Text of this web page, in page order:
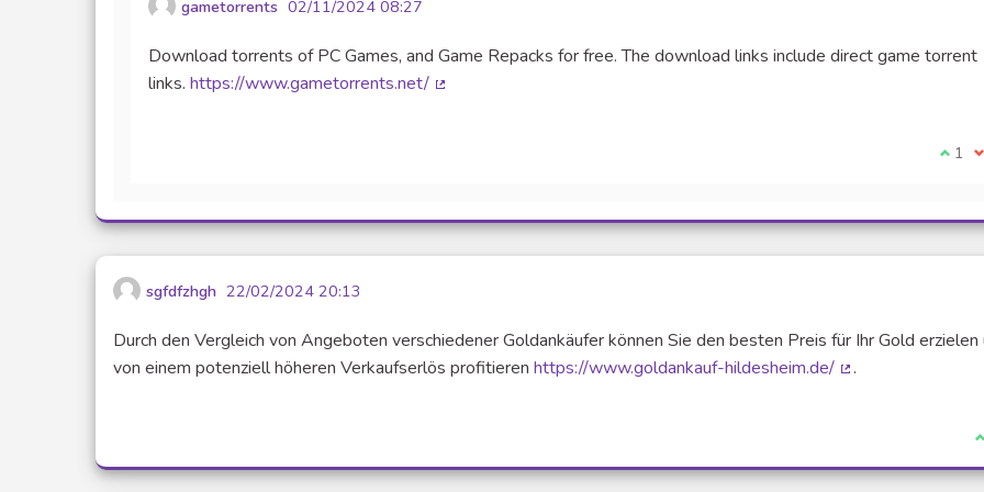
gametorrents 02/11/2024 08:27
Download torrents of PC Games, and Game Repacks for free. The download links include direct game torrent
links. https://www.gametorrents.net/
Je1
sgfdfzhgh 22/02/2024 20:13
Durch den Vergleich von Angeboten verschiedener Goldankäufer können Sie den besten Preis für Ihr Gold erzielen
von einem potenziell höheren Verkaufserlös profitieren https://www.goldankauf-hildesheim.de/ .